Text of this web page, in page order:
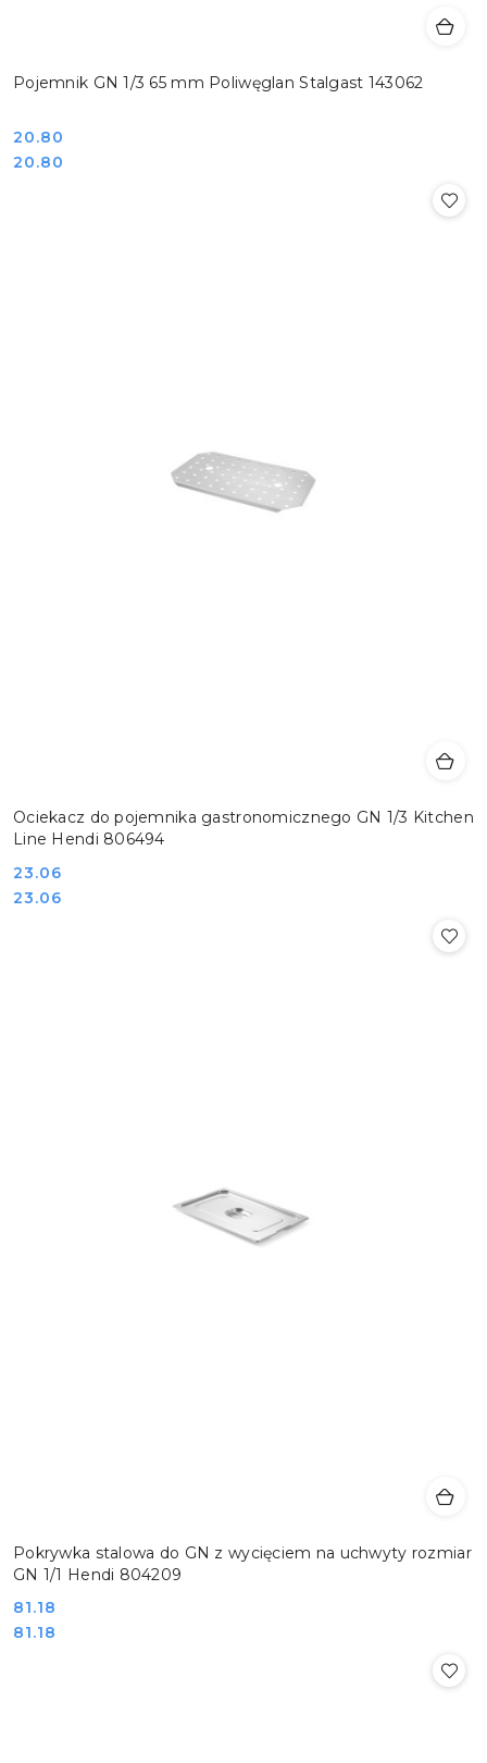
Pojemnik GN 1/3 65 mm Poliwęglan Stalgast 143062
Cena:
20.80
Cena:
20.80
Ociekacz do pojemnika gastronomicznego GN 1/3 Kitchen
Line Hendi 806494
Cena:
23.06
Cena:
23.06
Pokrywka stalowa do GN z wycięciem na uchwyty rozmiar
GN 1/1 Hendi 804209
Cena:
81.18
Cena:
81.18